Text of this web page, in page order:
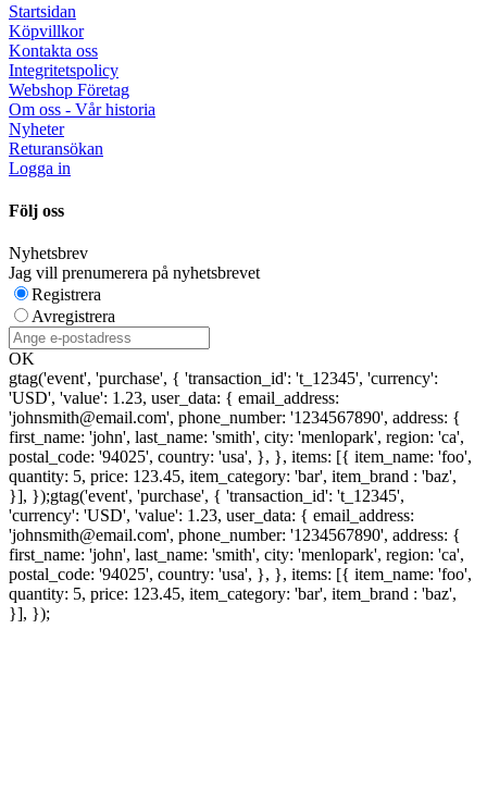
Startsidan
Köpvillkor
Kontakta oss
Integritetspolicy
Webshop Företag
Om oss - Vår historia
Nyheter
Returansökan
Logga in
Följ oss
Nyhetsbrev
Jag vill prenumerera på nyhetsbrevet
Registrera
Avregistrera
OK
gtag('event', 'purchase', { 'transaction_id': 't_12345', 'currency':
'USD', 'value': 1.23, user_data: { email_address:
'johnsmith@email.com', phone_number: '1234567890', address: {
first_name: 'john', last_name: 'smith', city: 'menlopark', region: 'ca',
postal_code: '94025', country: 'usa', }, }, items: [{ item_name: 'foo',
quantity: 5, price: 123.45, item_category: 'bar', item_brand : 'baz',
}], });gtag('event', 'purchase', { 'transaction_id': 't_12345',
'currency': 'USD', 'value': 1.23, user_data: { email_address:
'johnsmith@email.com', phone_number: '1234567890', address: {
first_name: 'john', last_name: 'smith', city: 'menlopark', region: 'ca',
postal_code: '94025', country: 'usa', }, }, items: [{ item_name: 'foo',
quantity: 5, price: 123.45, item_category: 'bar', item_brand : 'baz',
}], });